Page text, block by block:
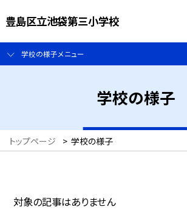
豊島区立池袋第三小学校
学校の様子メニュー
学校の様子
トップページ > 学校の様子
対象の記事はありません